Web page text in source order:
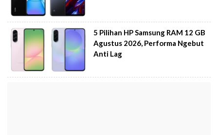
5 Pilihan HP Samsung RAM 12 GB
Agustus 2026, Performa Ngebut
Anti Lag